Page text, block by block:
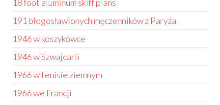
18 foot aluminum skiff plans
191 błogosławionych męczenników z Paryża
1946 w koszykówce
1946 w Szwajcarii
1966 w tenisie ziemnym
1966 we Francji